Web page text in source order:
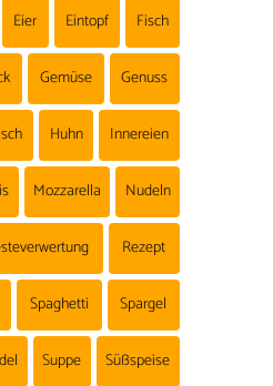
Eier Eintopf Fisch
Gemüse Genuss
Huhn Innereien
Mozzarella Nudeln
Rezept
Spaghetti Spargel
Suppe Süßspeise